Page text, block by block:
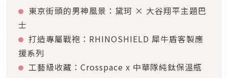
東京街頭的男神風景：黛珂 × 大谷翔平主題巴
士
打造專屬戰袍：RHINOSHIELD 犀牛盾客製應
援系列
工藝級收藏：Crosspace x 中華隊純鈦保溫瓶